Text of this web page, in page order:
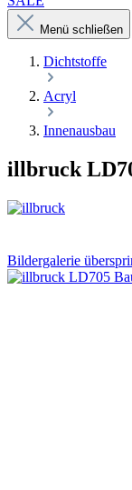
Menü schließen
Dichtstoffe
Acryl
Innenausbau
illbruck
Bildergalerie